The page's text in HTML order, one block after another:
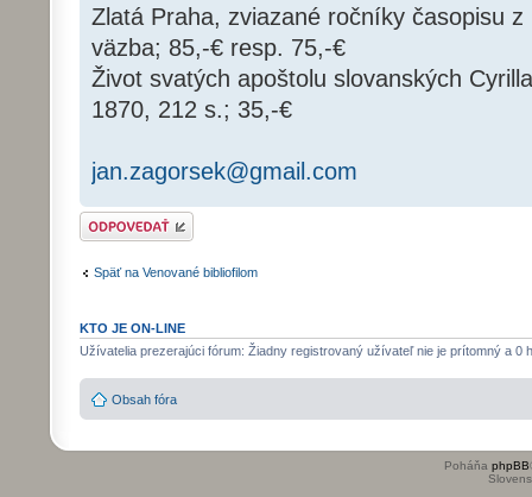
Zlatá Praha, zviazané ročníky časopisu
väzba; 85,-€ resp. 75,-€
Život svatých apoštolu slovanských
1870, 212 s.; 35,-€
jan.zagorsek@gmail.com
Odoslať odpoveď
Späť na Venované bibliofilom
KTO JE ON-LINE
Užívatelia prezerajúci fórum: Žiadny registrovaný užívateľ nie je prítomný a 0
Obsah fóra
Poháňa phpBB